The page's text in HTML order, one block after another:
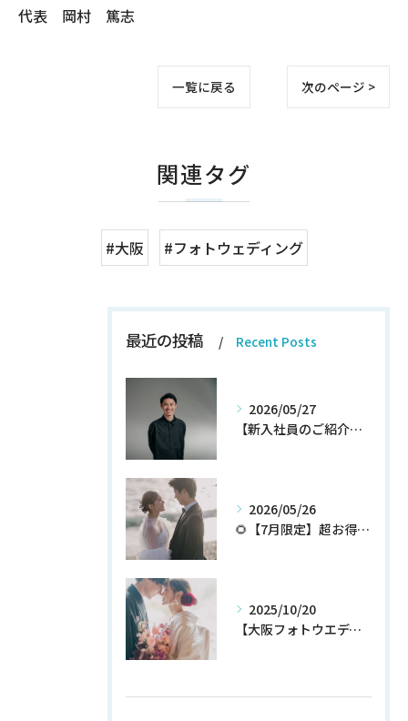
代表 岡村 篤志
一覧に戻る 次のページ >
関連タグ
#大阪 #フォトウェディング
最近の投稿 Recent Posts
2026/05/27
【新入社員のご紹介】期待の新人！和田翔午JOIN!
2026/05/26
🌻【7月限定】超お得なウェディングフォトプランが登場✨
2025/10/20
【大阪フォトウエディング】秋プラン新登場！！！！いち早くチェック！